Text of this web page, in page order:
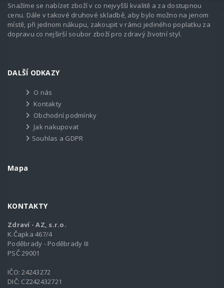
Snažíme se nabízet zboží v co nejvyšší kvalitě a za dostupnou
cenu. Dále v takové druhové skladbě, aby bylo možno na jenom
místě, při jednom nákupu, zakoupit v rámci jediného poplatku za
dopravu co nejširší soubor zboží pro zdravý životní styl.
DALŠÍ ODKAZY
O nás
Kontakty
Obchodní podmínky
Jak nakupovat
Souhlas a GDPR
Mapa
KONTAKTY
Zdraví - AZ, s.r.o.
K.Čapka 467/4
Poděbrady - Poděbrady III
PSČ 29001
IČO: 24243272
DIČ: CZ242432721